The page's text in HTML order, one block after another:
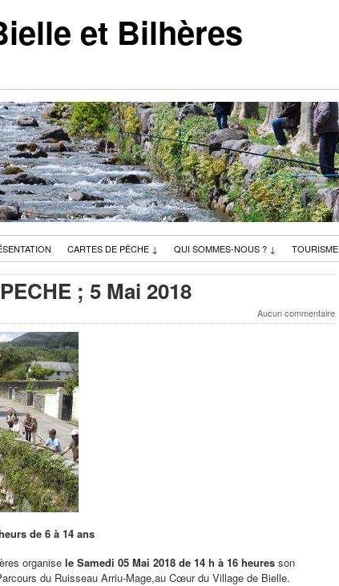
et Bilhères
CARTES DE PÊCHE ↓ QUI SOMMES-NOUS ? ↓ TOURISME
; 5 Mai 2018
Aucun commentaire
de 6 à 14 ans
organise le Samedi 05 Mai 2018 de 14 h à 16 heures son
du Ruisseau Arriu-Mage,au Cœur du Village de Bielle.